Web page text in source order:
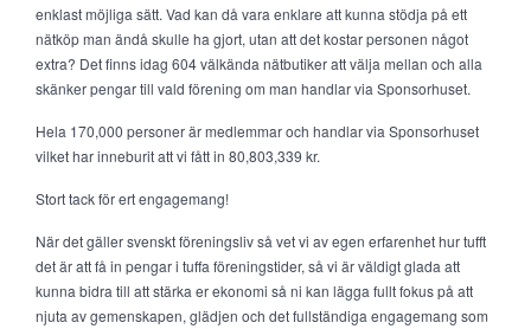
enklast möjliga sätt. Vad kan då vara enklare att kunna stödja på ett
nätköp man ändå skulle ha gjort, utan att det kostar personen något
extra? Det finns idag 604 välkända nätbutiker att välja mellan och alla
skänker pengar till vald förening om man handlar via Sponsorhuset.
Hela 170,000 personer är medlemmar och handlar via Sponsorhuset
vilket har inneburit att vi fått in 80,803,339 kr.
Stort tack för ert engagemang!
När det gäller svenskt föreningsliv så vet vi av egen erfarenhet hur tufft
det är att få in pengar i tuffa föreningstider, så vi är väldigt glada att
kunna bidra till att stärka er ekonomi så ni kan lägga fullt fokus på att
njuta av gemenskapen, glädjen och det fullständiga engagemang som